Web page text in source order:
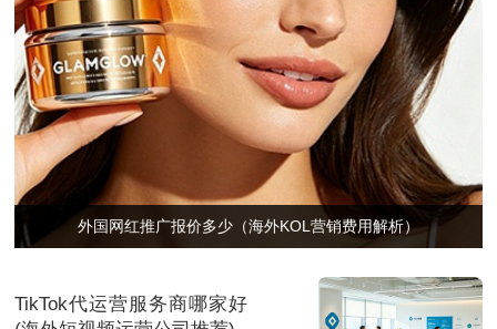
外国网红推广报价多少（海外KOL营销费用解析）
TikTok代运营服务商哪家好